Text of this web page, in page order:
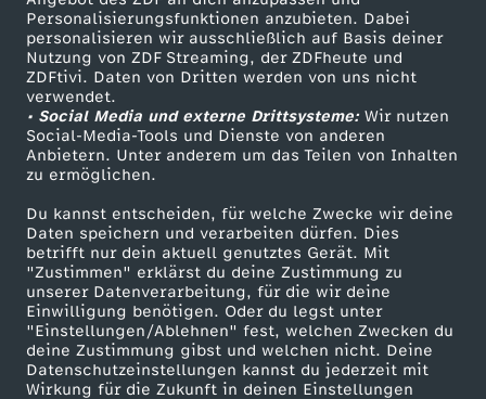
Personalisierungsfunktionen anzubieten. Dabei
personalisieren wir ausschließlich auf Basis deiner
Nutzung von ZDF Streaming, der ZDFheute und
ZDFtivi. Daten von Dritten werden von uns nicht
verwendet.
• Social Media und externe Drittsysteme:Wir nutzen
Social-Media-Tools und Dienste von anderen
Anbietern. Unter anderem um das Teilen von Inhalten
zu ermöglichen.
Du kannst entscheiden, für welche Zwecke wir deine
Daten speichern und verarbeiten dürfen. Dies
betrifft nur dein aktuell genutztes Gerät. Mit
"Zustimmen" erklärst du deine Zustimmung zu
unserer Datenverarbeitung, für die wir deine
Einwilligung benötigen. Oder du legst unter
"Einstellungen/Ablehnen" fest, welchen Zwecken du
deine Zustimmung gibst und welchen nicht. Deine
Datenschutzeinstellungen kannst du jederzeit mit
Wirkung für die Zukunft in deinen Einstellungen
TV-Programm
ZDF Unternehmen
Karriere
ZDF goes Schule
Werbefernsehen
Mainzelmännchen